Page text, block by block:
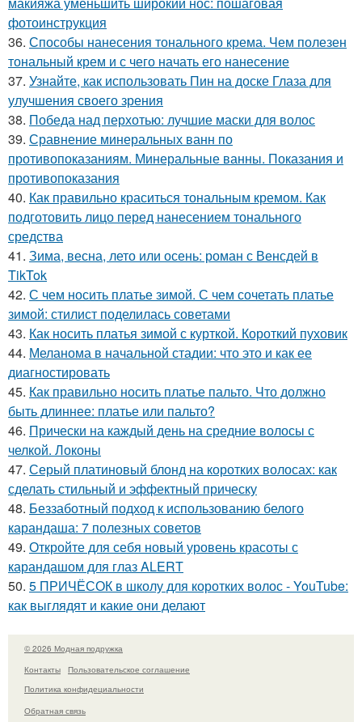
фотоинструкция
36. Способы нанесения тонального крема. Чем полезен
тональный крем и с чего начать его нанесение
37. Узнайте, как использовать Пин на доске Глаза для
улучшения своего зрения
38. Победа над перхотью: лучшие маски для волос
39. Сравнение минеральных ванн по
противопоказаниям. Минеральные ванны. Показания и
противопоказания
40. Как правильно краситься тональным кремом. Как
подготовить лицо перед нанесением тонального
средства
41. Зима, весна, лето или осень: роман с Венсдей в
TikTok
42. С чем носить платье зимой. С чем сочетать платье
зимой: стилист поделилась советами
43. Как носить платья зимой с курткой. Короткий пуховик
44. Меланома в начальной стадии: что это и как ее
диагностировать
45. Как правильно носить платье пальто. Что должно
быть длиннее: платье или пальто?
46. Прически на каждый день на средние волосы с
челкой. Локоны
47. Серый платиновый блонд на коротких волосах: как
сделать стильный и эффектный прическу
48. Беззаботный подход к использованию белого
карандаша: 7 полезных советов
49. Откройте для себя новый уровень красоты с
карандашом для глаз ALERT
50. 5 ПРИЧЁСОК в школу для коротких волос ‍- YouTube:
как выглядят и какие они делают
© 2026 Модная подружка
Контакты
Пользовательское соглашение
Политика конфидециальности
Обратная связь